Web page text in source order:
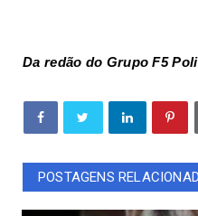
Da redão do Grupo F5
POSTAGENS